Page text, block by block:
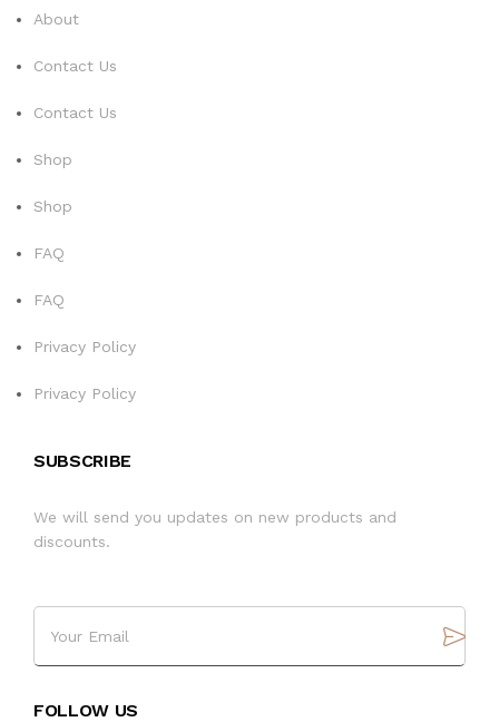
About
Contact Us
Contact Us
Shop
Shop
FAQ
FAQ
Privacy Policy
Privacy Policy
SUBSCRIBE
We will send you updates on new products and
discounts.
FOLLOW US